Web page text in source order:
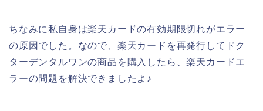
ちなみに私自身は楽天カードの有効期限切れがエラー
の原因でした。なので、楽天カードを再発行してドク
ターデンタルワンの商品を購入したら、楽天カードエ
ラーの問題を解決できましたよ♪